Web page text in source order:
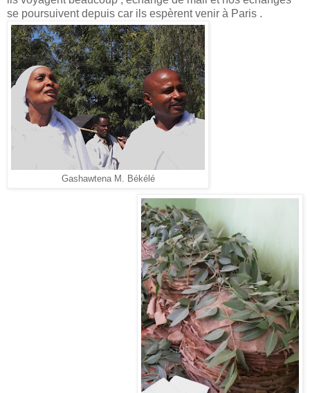
se poursuivent depuis car ils espèrent venir à Paris .
Gashawtena M. Békélé